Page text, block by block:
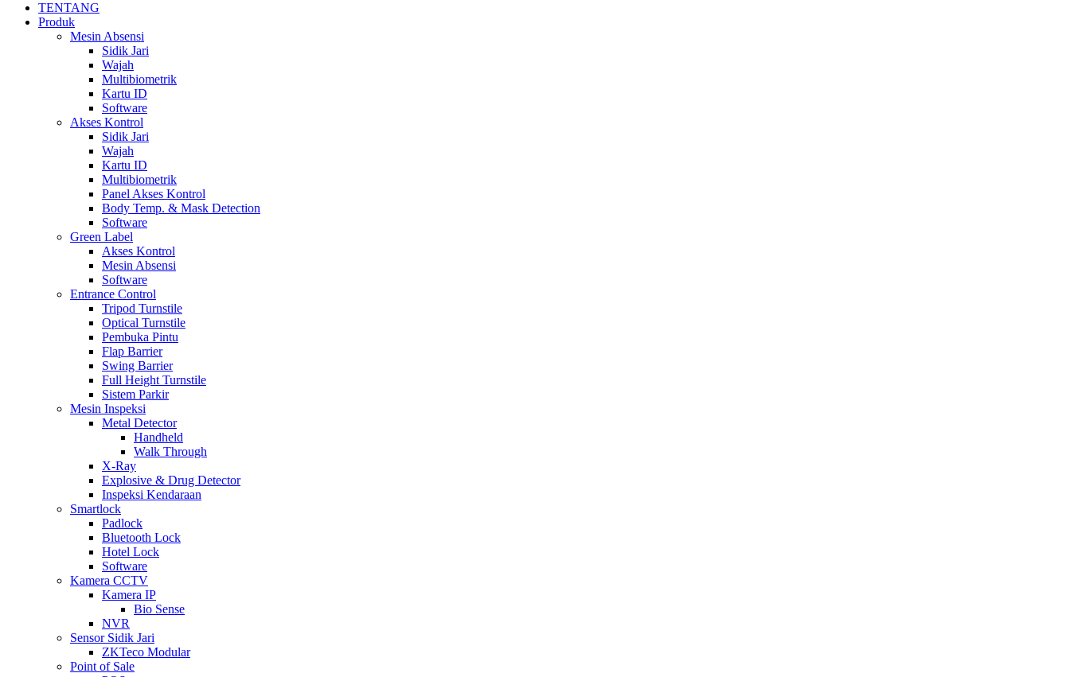
TENTANG
Produk
Mesin Absensi
Sidik Jari
Wajah
Multibiometrik
Kartu ID
Software
Akses Kontrol
Sidik Jari
Wajah
Kartu ID
Multibiometrik
Panel Akses Kontrol
Body Temp. & Mask Detection
Software
Green Label
Akses Kontrol
Mesin Absensi
Software
Entrance Control
Tripod Turnstile
Optical Turnstile
Pembuka Pintu
Flap Barrier
Swing Barrier
Full Height Turnstile
Sistem Parkir
Mesin Inspeksi
Metal Detector
Handheld
Walk Through
X-Ray
Explosive & Drug Detector
Inspeksi Kendaraan
Smartlock
Padlock
Bluetooth Lock
Hotel Lock
Software
Kamera CCTV
Kamera IP
Bio Sense
NVR
Sensor Sidik Jari
ZKTeco Modular
Point of Sale